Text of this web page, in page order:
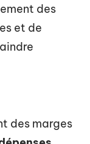
des
et de
des marges